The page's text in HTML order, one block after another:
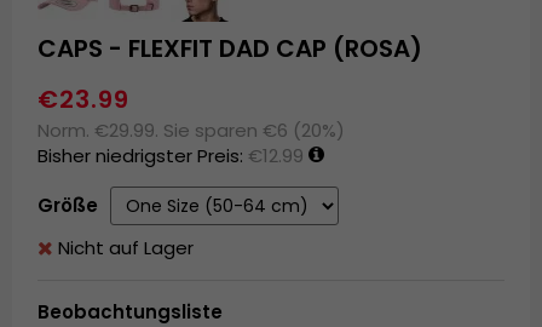
CAPS - FLEXFIT DAD CAP (ROSA)
€23.99
Norm. €29.99. Sie sparen €6 (20%)
Bisher niedrigster Preis: €12.99
Größe
Nicht auf Lager
Beobachtungsliste